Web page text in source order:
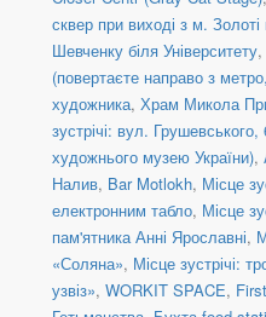
сквер при виході з м. Золоті
Шевченку біля Університету,
(повертаєте направо з
художника, Храм Микола
зустрічі: вул.
художнього музею України),
Налив, Bar Motlokh, Місце
електронним табло, Місце
пам'ятника Анні Ярославні,
«Соляна», Місце зустрічі:
узвіз», WORKIT SPACE,